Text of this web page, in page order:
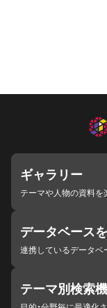
ギャラリー
テーマや人物の資料を
データベース
連携しているデータベ
テーマ別検索